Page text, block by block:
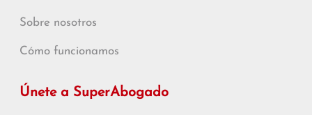
Sobre nosotros
Cómo funcionamos
Únete a SuperAbogado